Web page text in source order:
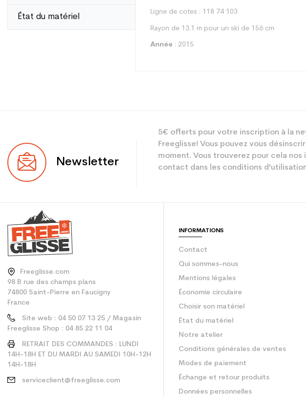
État du matériel
Ligne de cotes : 118 74 103
Rayon de 13.1 m pour un ski de 156 cm
Année : 2015
Utilisateur
Niveau
Newsletter
5€ offerts pour votre inscription à la
Freeglisse! Vous pouvez vous
moment. Vous trouverez pour cela nos
contact dans les conditions
Freeglisse.com
98 B rue des champs plans
74800 Saint-Pierre en Faucigny
France
Site web : 04 50 07 13 25 / Magasin
Freeglisse Shop : 04 85 22 11 04
RETRAIT DES COMMANDES : LUNDI
14H-18H ET DU MARDI AU SAMEDI 10H-12H
14H-18H
serviceclient@freeglisse.com
INFORMATIONS
Contact
Qui sommes-nous
Mentions légales
Économie circulaire
Choisir son matériel
État du matériel
Notre atelier
Conditions générales de ventes
Modes de paiement
Échange et retour produits
Données personnelles